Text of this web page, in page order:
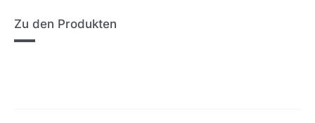
Zu den Produkten